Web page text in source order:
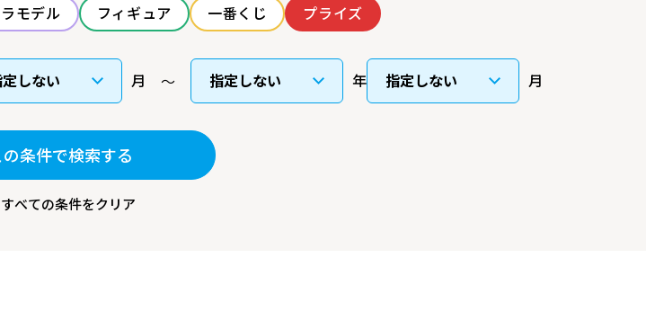
モデル フィギュア 一番くじ プライズ
月 年 月
の条件で検索する
すべての条件をクリア